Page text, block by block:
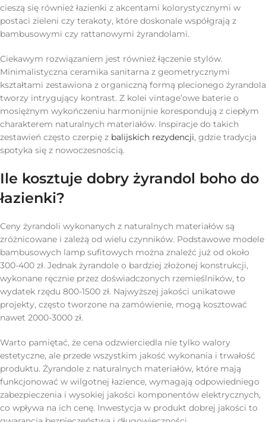
cieszą się również łazienki z akcentami kolorystycznymi w
postaci zieleni czy terakoty, które doskonale współgrają z
bambusowymi czy rattanowymi żyrandolami.
Ciekawym rozwiązaniem jest również łączenie stylów.
Minimalistyczna ceramika sanitarna z geometrycznymi
kształtami zestawiona z organiczną formą plecionego żyrandola
tworzy intrygujący kontrast. Z kolei vintage’owe baterie o
mosiężnym wykończeniu harmonijnie korespondują z ciepłym
charakterem naturalnych materiałów. Inspiracje do takich
zestawień często czerpię z balijskich rezydencji, gdzie tradycja
spotyka się z nowoczesnością.
Ile kosztuje dobry żyrandol boho do
łazienki?
Ceny żyrandoli wykonanych z naturalnych materiałów są
zróżnicowane i zależą od wielu czynników. Podstawowe modele
bambusowych lamp sufitowych można znaleźć już od około
300-400 zł. Jednak żyrandole o bardziej złożonej konstrukcji,
wykonane ręcznie przez doświadczonych rzemieślników, to
wydatek rzędu 800-1500 zł. Najwyższej jakości unikatowe
projekty, często tworzone na zamówienie, mogą kosztować
nawet 2000-3000 zł.
Warto pamiętać, że cena odzwierciedla nie tylko walory
estetyczne, ale przede wszystkim jakość wykonania i trwałość
produktu. Żyrandole z naturalnych materiałów, które mają
funkcjonować w wilgotnej łazience, wymagają odpowiedniego
zabezpieczenia i wysokiej jakości komponentów elektrycznych,
co wpływa na ich cenę. Inwestycja w produkt dobrej jakości to